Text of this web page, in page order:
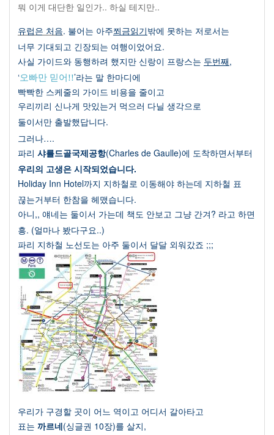
뭐 이게 대단한 일인가.. 하실 테지만..
유럽은 처음. 불어는 아주쬐금읽기밖에 못하는 저로서는
너무 기대되고 긴장되는 여행이었어요.
사실 가이드와 동행하려 했지만 신랑이 프랑스는 두번째,
‘오빠만 믿어!!’라는 말 한마디에
빡빡한 스케줄의 가이드 비용을 줄이고
우리끼리 신나게 맛있는거 먹으러 다닐 생각으로
둘이서만 출발했답니다.
그러나….
파리 샤를드골국제공항(Charles de Gaulle)에 도착하면서부터
우리의 고생은 시작되었습니다.
Holiday Inn Hotel까지 지하철로 이동해야 하는데 지하철 표
끊는거부터 한참을 헤맸습니다.
아니,, 얘네는 둘이서 가는데 책도 안보고 그냥 간겨? 라고 하면
흥. (얼마나 봤다구요..)
파리 지하철 노선도는 아주 둘이서 달달 외워갔죠 ;;;
우리가 구경할 곳이 어느 역이고 어디서 갈아타고
표는 까르네(싱글권 10장)를 살지,